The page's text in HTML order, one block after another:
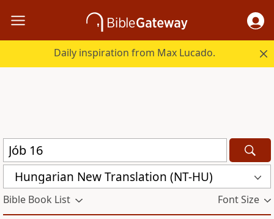
Daily inspiration from Max Lucado.
Hungarian New Translation (NT-HU)
Bible Book List Font Size